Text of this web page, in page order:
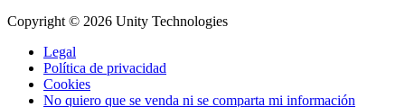
Copyright © 2026 Unity Technologies
Legal
Política de privacidad
Cookies
No quiero que se venda ni se comparta mi información